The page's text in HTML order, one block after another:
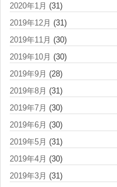
2020年1月 (31)
2019年12月 (31)
2019年11月 (30)
2019年10月 (30)
2019年9月 (28)
2019年8月 (31)
2019年7月 (30)
2019年6月 (30)
2019年5月 (31)
2019年4月 (30)
2019年3月 (31)